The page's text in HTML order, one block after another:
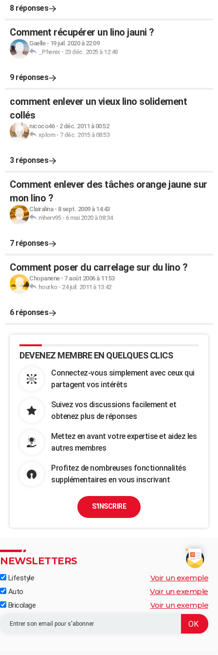
8 réponses
Comment récupérer un lino jauni ?
Gaelle- 19 juil. 2020 à 22:09
_Phenix - 23 déc. 2025 à 12:48
9 réponses
comment enlever un vieux lino solidement
collés
nicoco46- 2 déc. 2011 à 00:52
xplom- 7 déc. 2015 à 08:53
3 réponses
Comment enlever des tâches orange jaune sur
mon lino ?
Clairalina- 8 sept. 2009 à 14:43
mherv95- 6 mai 2020 à 08:34
7 réponses
Comment poser du carrelage sur du lino ?
Chopanene- 7 août 2006 à 11:53
hourko- 24 juil. 2011 à 13:42
6 réponses
DEVENEZ MEMBRE EN QUELQUES CLICS
Connectez-vous simplement avec ceux qui
partagent vos intérêts
Suivez vos discussions facilement et
obtenez plus de réponses
Mettez en avant votre expertise et aidez les
autres membres
Profitez de nombreuses fonctionnalités
supplémentaires en vous inscrivant
S'INSCRIRE
NEWSLETTERS
Lifestyle Voir un exemple
Auto Voir un exemple
Bricolage Voir un exemple